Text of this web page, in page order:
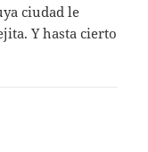
ciudad le
Y hasta cierto